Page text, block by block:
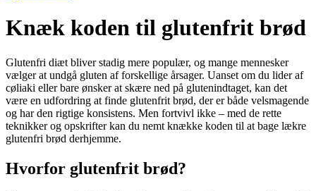
Knæk koden til glutenfrit brød
Glutenfri diæt bliver stadig mere populær, og mange mennesker
vælger at undgå gluten af forskellige årsager. Uanset om du lider af
cøliaki eller bare ønsker at skære ned på glutenindtaget, kan det
være en udfordring at finde glutenfrit brød, der er både velsmagende
og har den rigtige konsistens. Men fortvivl ikke – med de rette
teknikker og opskrifter kan du nemt knække koden til at bage lækre
glutenfri brød derhjemme.
Hvorfor glutenfrit brød?